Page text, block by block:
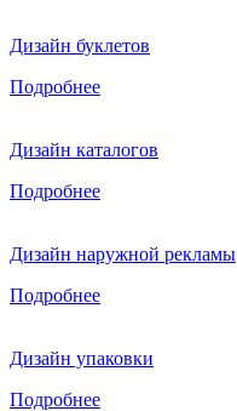
Дизайн буклетов
Подробнее
Дизайн каталогов
Подробнее
Дизайн наружной рекламы
Подробнее
Дизайн упаковки
Подробнее